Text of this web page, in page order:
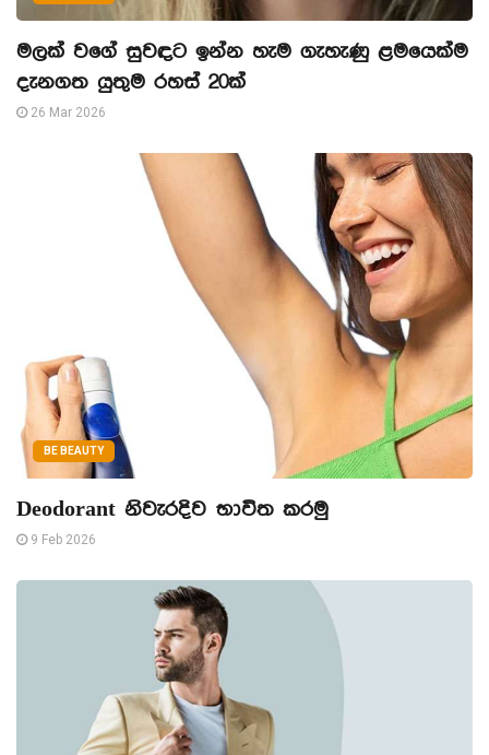
මලක් වගේ සුවඳට ඉන්න හැම ගැහැණු ළමයෙක්ම
දැනගත යුතුම රහස් 20ක්
26 Mar 2026
BE BEAUTY
Deodorant නිවැරදිව භාවිත කරමු
9 Feb 2026